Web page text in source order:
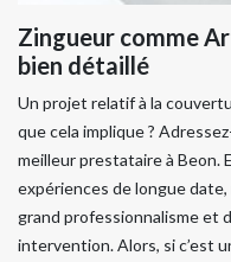
Zingueur comme
bien détaillé
Un projet relatif à la
que cela implique ?
meilleur prestataire à Beon.
expériences de longue
grand professionnalisme et
intervention. Alors, si c’est